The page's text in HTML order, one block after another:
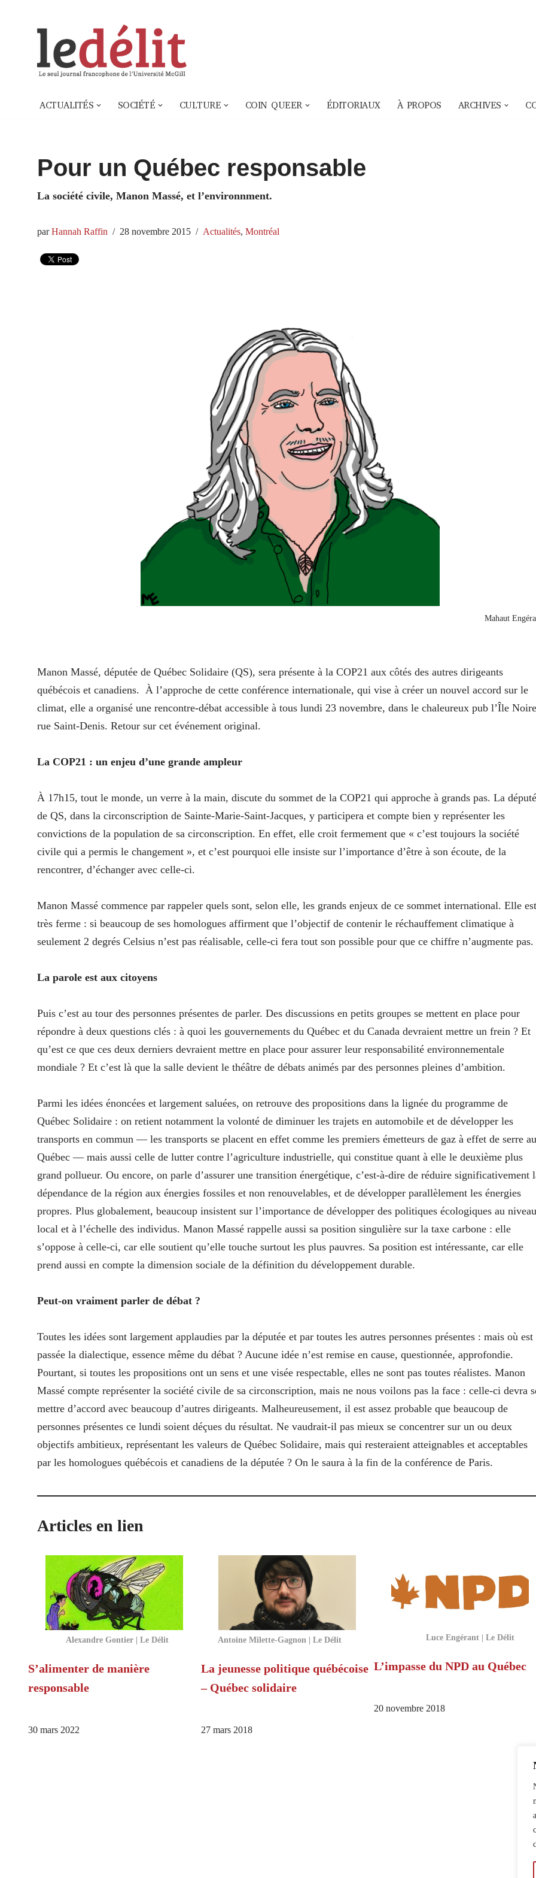
ACTUALITÉS SOCIÉTÉ CULTURE COIN QUEER ÉDITORIAUX À PROPOS ARCHIVES
Pour un Québec responsable
La société civile, Manon Massé, et l’environnment.
parHannah Raffin 28 novembre 2015 Actualités, Montréal
Mahaut
Manon Massé, députée de Québec Solidaire (QS), sera présente à la COP21 aux côtés des autres dirigeants
québécois et canadiens. À l’approche de cette conférence internationale, qui vise à créer un nouvel accord sur le
climat, elle a organisé une rencontre-débat accessible à tous lundi 23 novembre, dans le chaleureux pub l’Île
rue Saint-Denis. Retour sur cet événement original.
La COP21 : un enjeu d’une grande ampleur
À 17h15, tout le monde, un verre à la main, discute du sommet de la COP21 qui approche à grands pas. La
de QS, dans la circonscription de Sainte-Marie-Saint-Jacques, y participera et compte bien y représenter les
convictions de la population de sa circonscription. En effet, elle croit fermement que « c’est toujours la société
civile qui a permis le changement », et c’est pourquoi elle insiste sur l’importance d’être à son écoute, de la
rencontrer, d’échanger avec celle-ci.
Manon Massé commence par rappeler quels sont, selon elle, les grands enjeux de ce sommet international. Elle est
très ferme : si beaucoup de ses homologues affirment que l’objectif de contenir le réchauffement climatique à
seulement 2 degrés Celsius n’est pas réalisable, celle-ci fera tout son possible pour que ce chiffre n’augmente pas.
La parole est aux citoyens
Puis c’est au tour des personnes présentes de parler. Des discussions en petits groupes se mettent en place pour
répondre à deux questions clés : à quoi les gouvernements du Québec et du Canada devraient mettre un frein ? Et
qu’est ce que ces deux derniers devraient mettre en place pour assurer leur responsabilité environnementale
mondiale ? Et c’est là que la salle devient le théâtre de débats animés par des personnes pleines d’ambition.
Parmi les idées énoncées et largement saluées, on retrouve des propositions dans la lignée du programme de
Québec Solidaire : on retient notamment la volonté de diminuer les trajets en automobile et de développer les
transports en commun — les transports se placent en effet comme les premiers émetteurs de gaz à effet de serre au
Québec — mais aussi celle de lutter contre l’agriculture industrielle, qui constitue quant à elle le deuxième plus
grand pollueur. Ou encore, on parle d’assurer une transition énergétique, c’est-à-dire de réduire significativement
dépendance de la région aux énergies fossiles et non renouvelables, et de développer parallèlement les énergies
propres. Plus globalement, beaucoup insistent sur l’importance de développer des politiques écologiques au niveau
local et à l’échelle des individus. Manon Massé rappelle aussi sa position singulière sur la taxe carbone : elle
s’oppose à celle-ci, car elle soutient qu’elle touche surtout les plus pauvres. Sa position est intéressante, car elle
prend aussi en compte la dimension sociale de la définition du développement durable.
Peut-on vraiment parler de débat ?
Toutes les idées sont largement applaudies par la députée et par toutes les autres personnes présentes : mais où est
passée la dialectique, essence même du débat ? Aucune idée n’est remise en cause, questionnée, approfondie.
Pourtant, si toutes les propositions ont un sens et une visée respectable, elles ne sont pas toutes réalistes. Manon
Massé compte représenter la société civile de sa circonscription, mais ne nous voilons pas la face : celle-ci devra
mettre d’accord avec beaucoup d’autres dirigeants. Malheureusement, il est assez probable que beaucoup de
personnes présentes ce lundi soient déçues du résultat. Ne vaudrait-il pas mieux se concentrer sur un ou deux
objectifs ambitieux, représentant les valeurs de Québec Solidaire, mais qui resteraient atteignables et acceptables
par les homologues québécois et canadiens de la députée ? On le saura à la fin de la conférence de Paris.
Articles en lien
Alexandre Gontier | Le Délit
S’alimenter de manière
responsable
30 mars 2022
Antoine Milette-Gagnon | Le Délit
La jeunesse politique québécoise
– Québec solidaire
27 mars 2018
Luce Engérant | Le Délit
L’impasse du NPD au Québec
20 novembre 2018